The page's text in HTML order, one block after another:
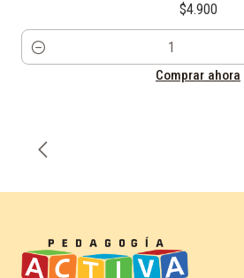
$4.900
Cantidad
Comprar ahora